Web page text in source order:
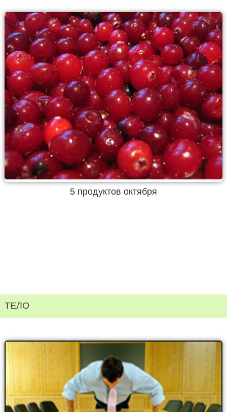
5 продуктов октября
ТЕЛО